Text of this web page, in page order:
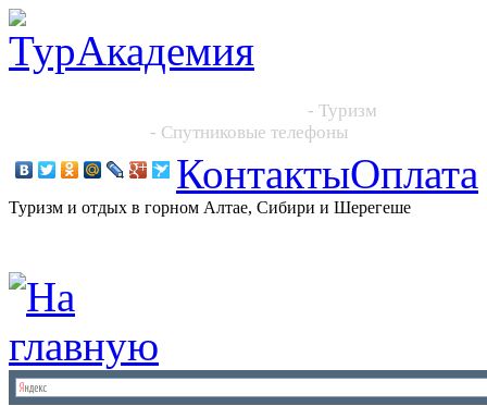
- Туризм
- Спутниковые телефоны
КонтактыОплата
Туризм и отдых в горном Алтае, Сибири и Шерегеше